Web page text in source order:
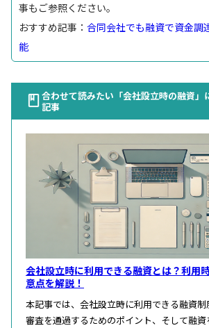
事もご参照ください。
おすすめ記事： 合同会社でも融資で資金調
能
合わせて読みたい「会社設立時の融資」
記事
会社設立時に利用できる融資とは？利用
意点を解説！
本記事では、会社設立時に利用できる融資制
審査を通過するためのポイント、そして融